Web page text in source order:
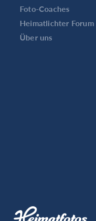
Foto-Coaches
Heimatlichter Forum
Über uns